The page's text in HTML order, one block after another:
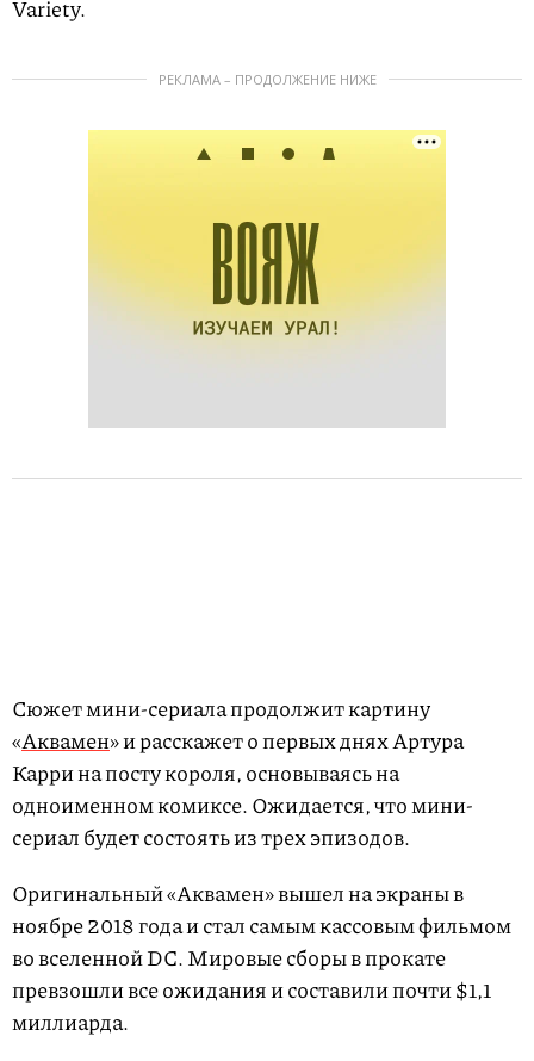
Variety.
РЕКЛАМА – ПРОДОЛЖЕНИЕ НИЖЕ
Сюжет мини-сериала продолжит картину
«Аквамен» и расскажет о первых днях Артура
Карри на посту короля, основываясь на
одноименном комиксе. Ожидается, что мини-
сериал будет состоять из трех эпизодов.
Оригинальный «Аквамен» вышел на экраны в
ноябре 2018 года и стал самым кассовым фильмом
во вселенной DC. Мировые сборы в прокате
превзошли все ожидания и составили почти $1,1
миллиарда.